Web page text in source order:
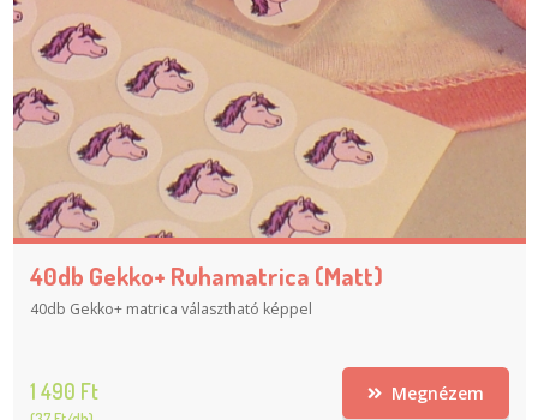
40db Gekko+ Ruhamatrica (matt)
40db Gekko+ matrica választható képpel
1 490 Ft Megnézem